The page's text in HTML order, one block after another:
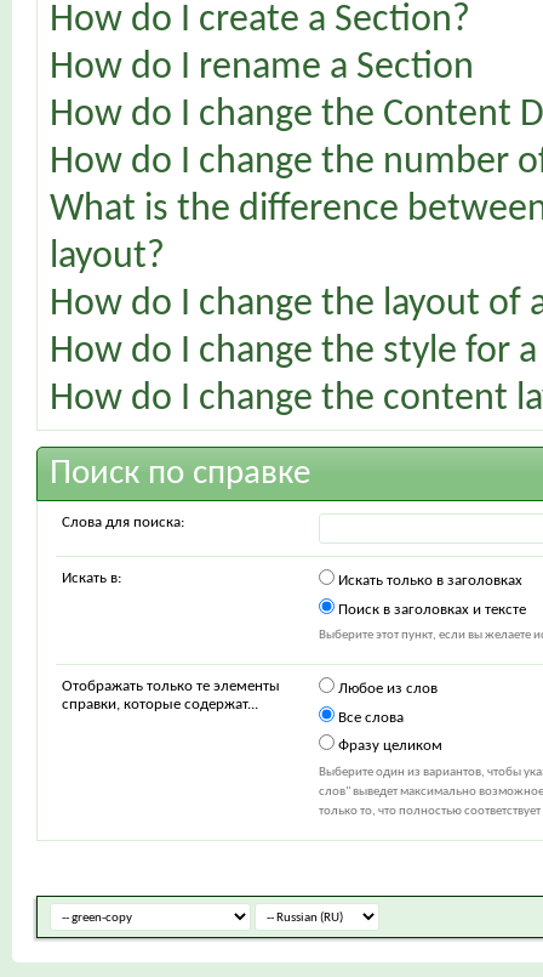
How do I create a Section?
How do I rename a Section
How do I change the Content
How do I change the number
What is the difference
layout?
How do I change the layout of
How do I change the style for
How do I change the content
Поиск по справке
Слова для поиска:
Искать в:
Искать только в заголовках
Поиск в заголовках и тексте
Выберите этот пункт, если вы желаете
Отображать только те элементы
справки, которые содержат...
Любое из слов
Все слова
Фразу целиком
Выберите один из вариантов, чтобы
слов" выведет максимально возможное
только то, что полностью